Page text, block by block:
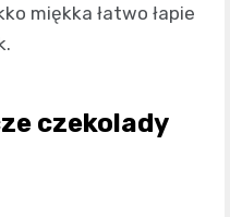
miękka łatwo łapie
czekolady